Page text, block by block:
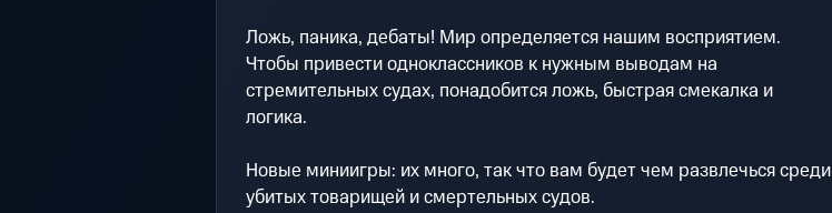
Ложь, паника, дебаты! Мир определяется нашим восприятием.
Чтобы привести одноклассников к нужным выводам на
стремительных судах, понадобится ложь, быстрая смекалка и
логика.
Новые миниигры: их много, так что вам будет чем развлечься среди
убитых товарищей и смертельных судов.